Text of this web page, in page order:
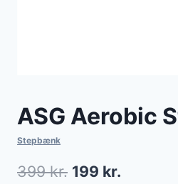
ASG Aerobic
Stepbænk
399kr. Den
199 kr.